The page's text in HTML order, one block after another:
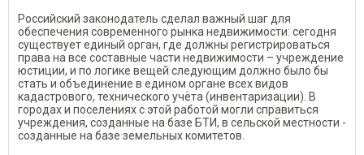
Российский законодатель сделал важный шаг для
обеспечения современного рынка недвижимости: сегодня
существует единый орган, где должны регистрироваться
права на все составные части недвижимости – учреждение
юстиции, и по логике вещей следующим должно было бы
стать и объединение в едином органе всех видов
кадастрового, технического учёта (инвентаризации). В
городах и поселениях с этой работой могли справиться
учреждения, созданные на базе БТИ, в сельской местности -
созданные на базе земельных комитетов.